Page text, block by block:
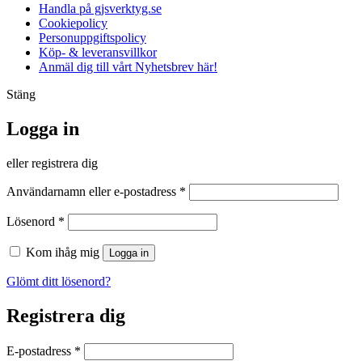
Handla på gjsverktyg.se
Cookiepolicy
Personuppgiftspolicy
Köp- & leveransvillkor
Anmäl dig till vårt Nyhetsbrev här!
Stäng
Logga in
eller registrera dig
Användarnamn eller e-postadress *
Lösenord *
Kom ihåg mig Logga in
Glömt ditt lösenord?
Registrera dig
E-postadress *